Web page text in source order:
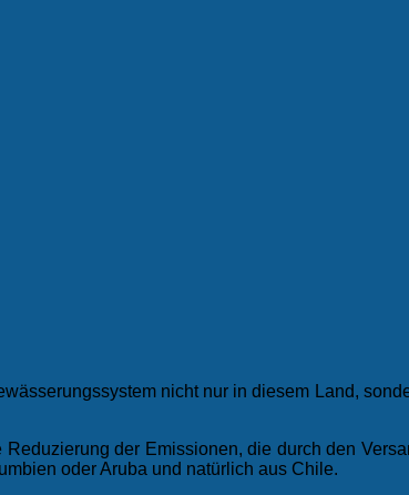
nicht nur in diesem Land,
der Emissionen, die durch den
oder Aruba und natürlich aus Chile.